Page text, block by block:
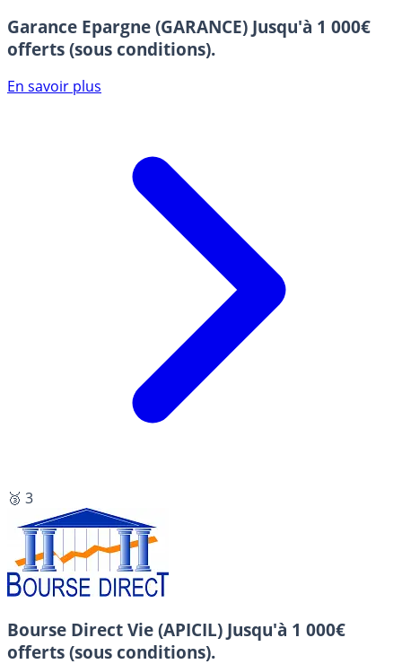
Garance Epargne (GARANCE) Jusqu'à 1 000€
offerts (sous conditions).
En savoir plus
🥉 3
Bourse Direct Vie (APICIL) Jusqu'à 1 000€
offerts (sous conditions).